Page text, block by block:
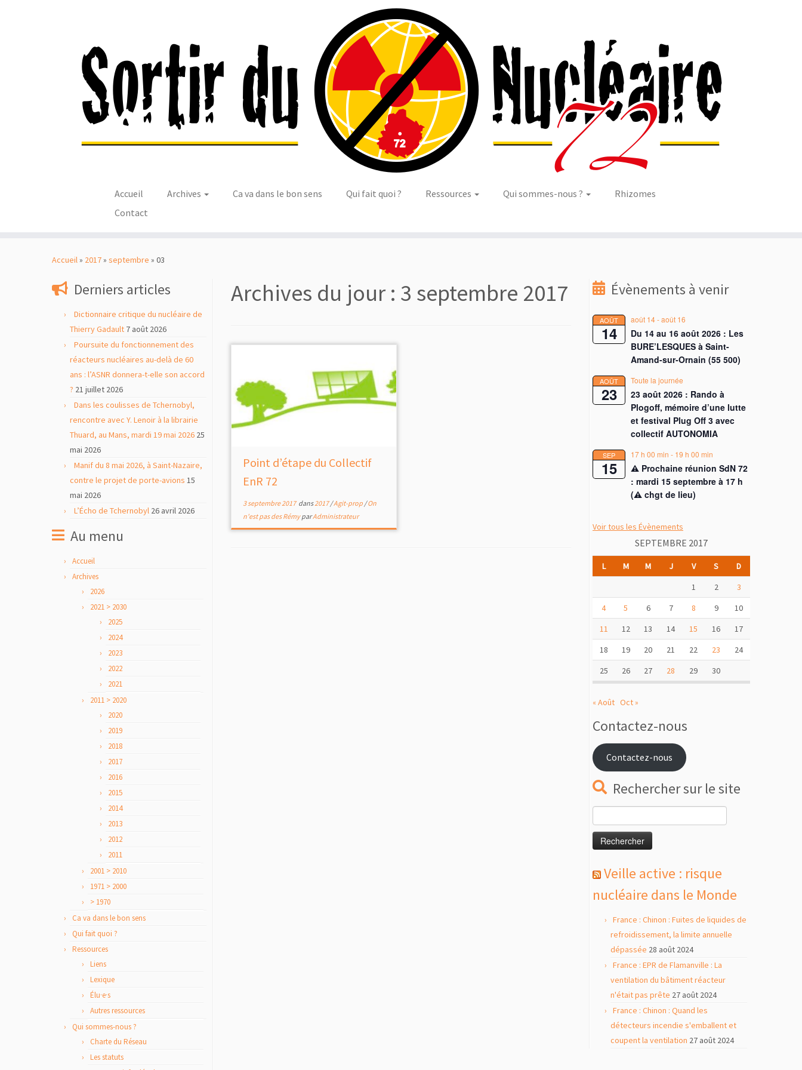
Accueil Archives Ca va dans le bon sens Qui fait quoi ? Ressources Qui sommes-nous ?
Rhizomes
Contact
Accueil» 2017» septembre » 03
Derniers articles
Dictionnaire critique du nucléaire de
Thierry Gadault 7 août 2026
Poursuite du fonctionnement des
réacteurs nucléaires au-delà de 60
ans : l’ASNR donnera-t-elle son accord
? 21 juillet 2026
Dans les coulisses de Tchernobyl,
rencontre avec Y. Lenoir à la librairie
Thuard, au Mans, mardi 19 mai 2026 25
mai 2026
Manif du 8 mai 2026, à Saint-Nazaire,
contre le projet de porte-avions 15
mai 2026
L’Écho de Tchernobyl 26 avril 2026
Au menu
Accueil
Archives
2026
2021 > 2030
2025
2024
2023
2022
2021
2011 > 2020
2020
2019
2018
2017
2016
2015
2014
2013
2012
2011
2001 > 2010
1971 > 2000
> 1970
Ca va dans le bon sens
Qui fait quoi ?
Ressources
Liens
Lexique
Élu·e·s
Autres ressources
Qui sommes-nous ?
Charte du Réseau
Les statuts
Archives du jour : 3 septembre 2017
Point d’étape du Collectif
EnR 72
3 septembre 2017dans2017/Agit-prop /On
n'est pas des RémyparAdministrateur
Évènements à venir
AOÛT
14
août 14-août 16
Du 14 au 16 août 2026 : Les
BURE’LESQUES à Saint-
Amand-sur-Ornain (55 500)
AOÛT
23
Toute la journée
23 août 2026 : Rando à
Plogoff, mémoire d’une lutte
et festival Plug Off 3 avec
collectif AUTONOMIA
SEP
15
17 h 00 min - 19 h 00 min
⚠︎ Prochaine réunion SdN 72
: mardi 15 septembre à 17 h
(⚠︎ chgt de lieu)
Voir tous les Évènements
SEPTEMBRE 2017
L M M J V S
D
1
2
3
4
5 6 7 8 9
10
11
12 13 14 15 16
17
18
19 20 21 22 23
24
25
26 27 28 29 30
« Août Oct »
Contactez-nous
Contactez-nous
Rechercher sur le site
Veille active : risque
nucléaire dans le Monde
France : Chinon : Fuites de liquides de
refroidissement, la limite annuelle
dépassée 28 août 2024
France : EPR de Flamanville : La
ventilation du bâtiment réacteur
n'était pas prête 27 août 2024
France : Chinon : Quand les
détecteurs incendie s'emballent et
coupent la ventilation 27 août 2024